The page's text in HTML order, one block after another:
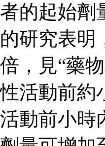
者的起始劑
的研究表明
倍，見“藥
性活動前約
活動前小時